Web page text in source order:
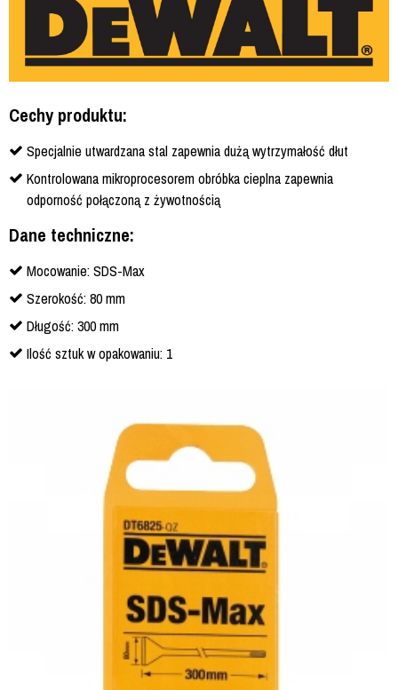
Cechy produktu:
Specjalnie utwardzana stal zapewnia dużą wytrzymałość dłut
Kontrolowana mikroprocesorem obróbka cieplna zapewnia
odporność połączoną z żywotnością
Dane techniczne:
Mocowanie: SDS-Max
Szerokość: 80 mm
Długość: 300 mm
Ilość sztuk w opakowaniu: 1